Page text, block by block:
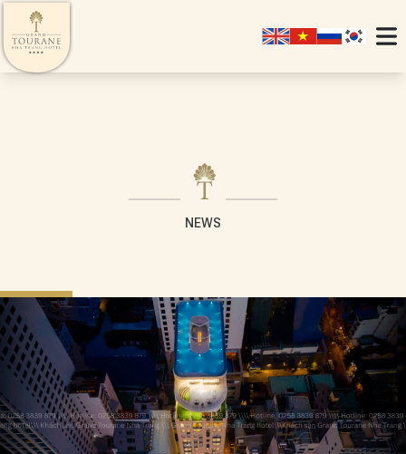
SIGNATURE JUNIOR SUITE
NEWS